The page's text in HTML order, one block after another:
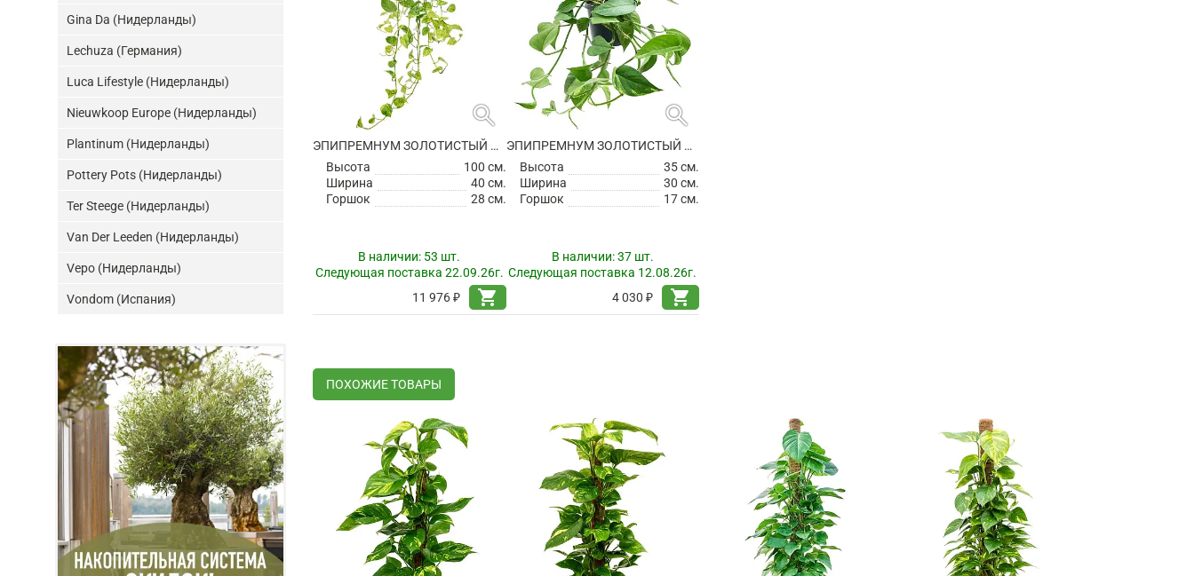
search
ЭПИПРЕМНУМ ЗОЛОТИСТЫЙ АМПЕЛЬНЫЙ
Высота
100 см.
Ширина
40 см.
Горшок
28 см.
В наличии: 53 шт.
Следующая поставка 22.09.26г.
11 976 ₽
shopping_cart
search
ЭПИПРЕМНУМ ЗОЛОТИСТЫЙ АМПЕЛЬНЫЙ
Высота
35 см.
Ширина
30 см.
Горшок
17 см.
В наличии:37 шт.
Следующая поставка 12.08.26г.
4 030 ₽
shopping_cart
ПОХОЖИЕ ТОВАРЫ
Gina Da (Нидерланды)
Lechuza (Германия)
Luca Lifestyle (Нидерланды)
Nieuwkoop Europe (Нидерланды)
Plantinum (Нидерланды)
Pottery Pots (Нидерланды)
Ter Steege (Нидерланды)
Van Der Leeden (Нидерланды)
Vepo (Нидерланды)
Vondom (Испания)